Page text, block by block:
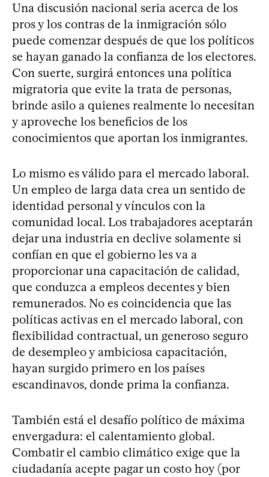
Una discusión nacional seria acerca de los
pros y los contras de la inmigración sólo
puede comenzar después de que los políticos
se hayan ganado la confianza de los electores.
Con suerte, surgirá entonces una política
migratoria que evite la trata de personas,
brinde asilo a quienes realmente lo necesitan
y aproveche los beneficios de los
conocimientos que aportan los inmigrantes.
Lo mismo es válido para el mercado laboral.
Un empleo de larga data crea un sentido de
identidad personal y vínculos con la
comunidad local. Los trabajadores aceptarán
dejar una industria en declive solamente si
confían en que el gobierno les va a
proporcionar una capacitación de calidad,
que conduzca a empleos decentes y bien
remunerados. No es coincidencia que las
políticas activas en el mercado laboral, con
flexibilidad contractual, un generoso seguro
de desempleo y ambiciosa capacitación,
hayan surgido primero en los países
escandinavos, donde prima la confianza.
También está el desafío político de máxima
envergadura: el calentamiento global.
Combatir el cambio climático exige que la
ciudadanía acepte pagar un costo hoy (por